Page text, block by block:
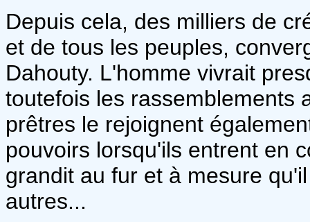
Depuis cela, des milliers de
et de tous les peuples,
Dahouty. L'homme vivrait
toutefois les rassemblements
prêtres le rejoignent
pouvoirs lorsqu'ils entrent en
grandit au fur et à mesure
autres...